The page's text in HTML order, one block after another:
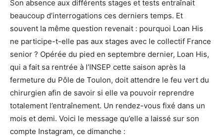
Son absence aux différents stages et tests entraînait
beaucoup d’interrogations ces derniers temps. Et
souvent la même question revenait : pourquoi Loan His
ne participe-t-elle pas aux stages avec le collectif France
senior ? Opérée du pied en septembre dernier, Loan His,
qui a fait sa rentrée à l’INSEP cette saison après la
fermeture du Pôle de Toulon, doit attendre le feu vert du
chirurgien afin de savoir si elle va pouvoir reprendre
totalement l’entraînement. Un rendez-vous fixé dans un
mois et demi. Voici le message qu’elle a laissé sur son
compte Instagram, ce dimanche :